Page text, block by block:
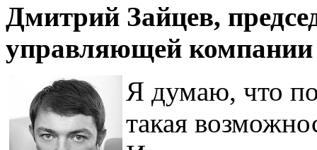
Дмитрий Зайцев,
управляющей
Я думаю, что
такая